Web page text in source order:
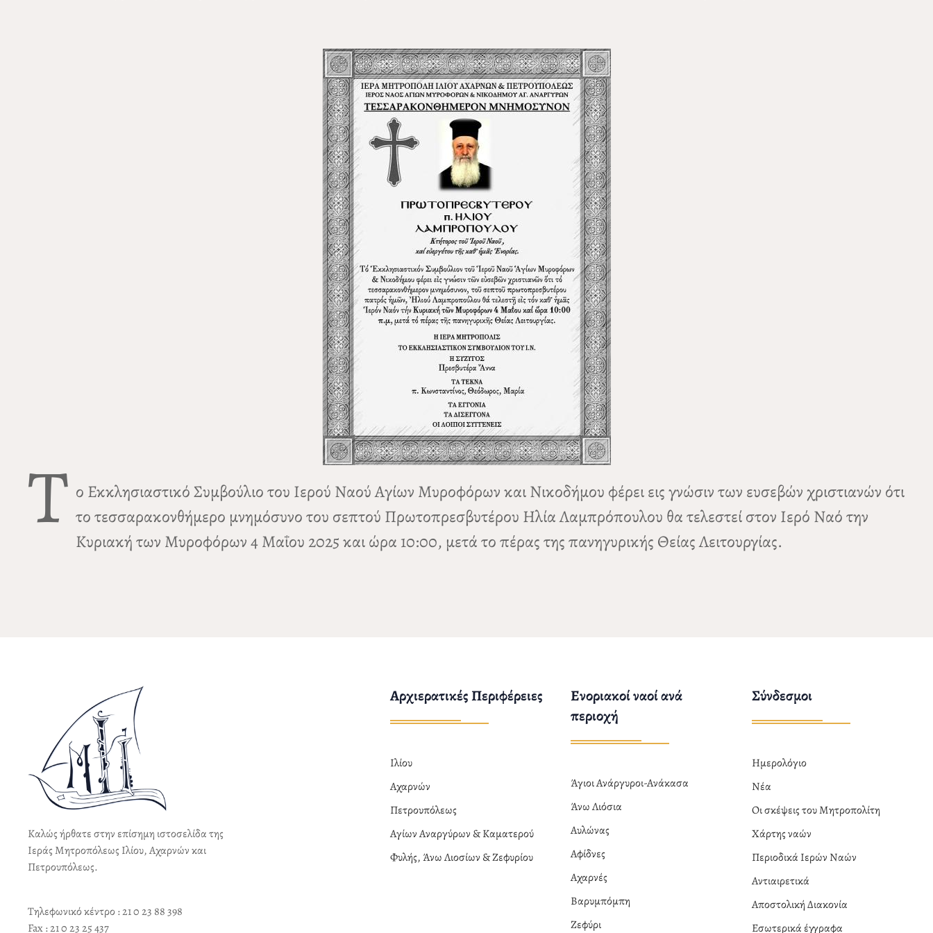
Τ ο Εκκλησιαστικό Συμβούλιο του Ιερού Ναού Αγίων Μυροφόρων και Νικοδήμου φέρει εις γνώσιν των ευσεβών χριστιανών ότι
το τεσσαρακονθήμερο μνημόσυνο του σεπτού Πρωτοπρεσβυτέρου Ηλία Λαμπρόπουλου θα τελεστεί στον Ιερό Ναό την
Κυριακή των Μυροφόρων 4 Μαΐου 2025 και ώρα 10:00, μετά το πέρας της πανηγυρικής Θείας Λειτουργίας.
Καλώς ήρθατε στην επίσημη ιστοσελίδα της
Ιεράς Μητροπόλεως Ιλίου, Αχαρνών και
Πετρουπόλεως.
Τηλεφωνικό κέντρο : 21 0 23 88 398
Fax : 21 0 23 25 437
Αρχιερατικές Περιφέρειες
Ιλίου
Αχαρνών
Πετρουπόλεως
Αγίων Αναργύρων & Καματερού
Φυλής, Άνω Λιοσίων & Ζεφυρίου
Ενοριακοί ναοί ανά
περιοχή
Άγιοι Ανάργυροι-Ανάκασα
Άνω Λιόσια
Αυλώνας
Αφίδνες
Αχαρνές
Βαρυμπόμπη
Ζεφύρι
Σύνδεσμοι
Ημερολόγιο
Νέα
Οι σκέψεις του Μητροπολίτη
Χάρτης ναών
Περιοδικά Ιερών Ναών
Αντιαιρετικά
Αποστολική Διακονία
Εσωτερικά έγγραφα